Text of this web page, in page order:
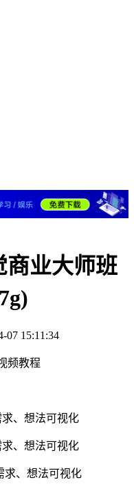
商业大师班
07 15:11:34
频教程
、想法可视化
、想法可视化
、想法可视化